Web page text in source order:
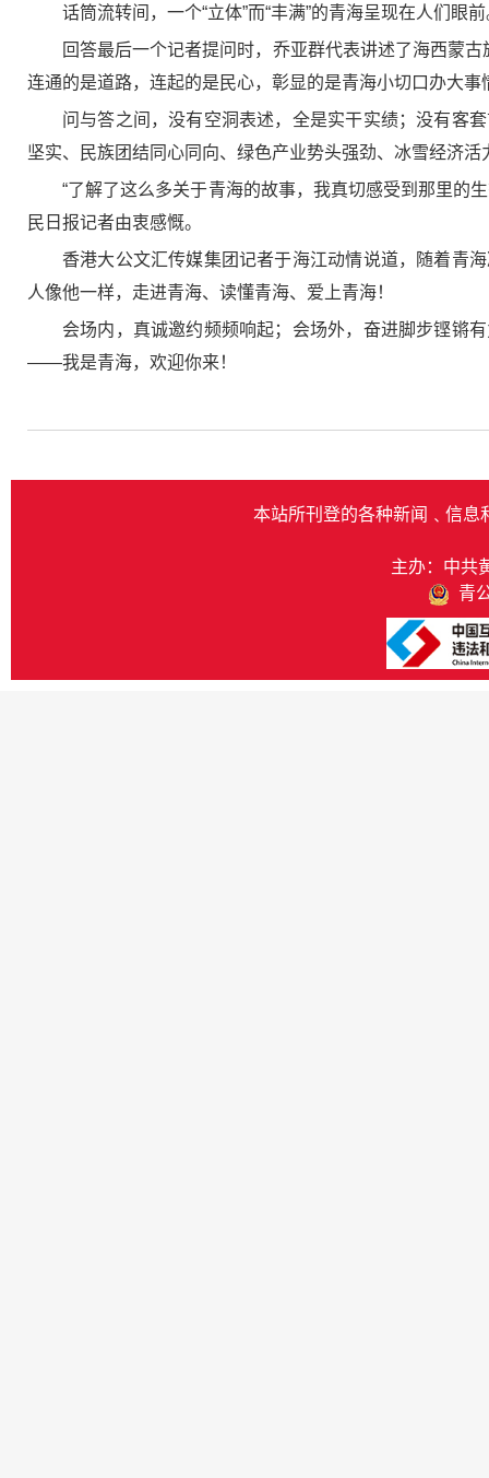
话筒流转间，一个“立体”而“丰满”的青海呈现在人们眼
回答最后一个记者提问时，乔亚群代表讲述了海西蒙
连通的是道路，连起的是民心，彰显的是青海小切口办大
问与答之间，没有空洞表述，全是实干实绩；没有客
坚实、民族团结同心同向、绿色产业势头强劲、冰雪经济
“了解了这么多关于青海的故事，我真切感受到那里的
民日报记者由衷感慨。
香港大公文汇传媒集团记者于海江动情说道，随着青
人像他一样，走进青海、读懂青海、爱上青海！
会场内，真诚邀约频频响起；会场外，奋进脚步铿锵
——我是青海，欢迎你来！
本站所刊登的各种新闻﹑信息
主办：中共
青